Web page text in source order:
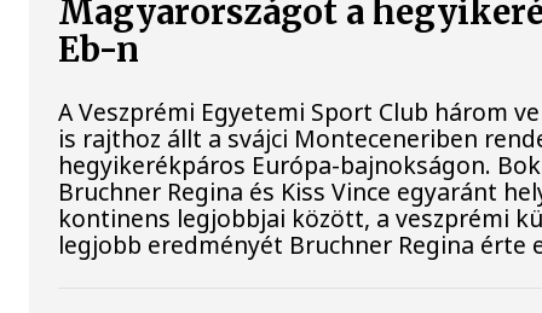
Magyarországot a
Eb-n
A Veszprémi Egyetemi Sport Club három
is rajthoz állt a svájci Monteceneriben
hegyikerékpáros Európa-bajnokságon.
Bruchner Regina és Kiss Vince egyaránt
kontinens legjobbjai között, a veszprémi
legjobb eredményét Bruchner Regina érte